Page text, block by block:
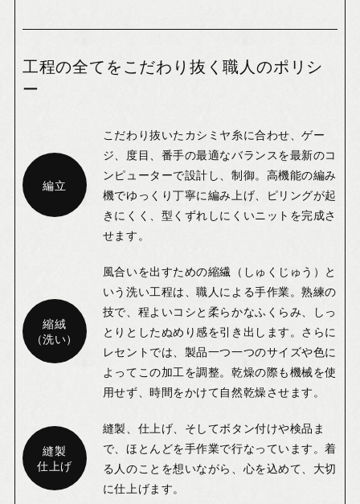
工程の全てをこだわり抜く職人のポリシ
ー
編立
こだわり抜いたカシミヤ糸に合わせ、ゲー
ジ、度目、番手の最適なバランスを最新のコ
ンピューターで設計し、制御。高機能の編み
機でゆっくり丁寧に編み上げ、ピリングが起
きにくく、型くずれしにくいニットを完成さ
せます。
縮絨
（洗い）
風合いを出すための縮繊（しゅくじゅう）と
いう洗い工程は、職人による手作業。熟練の
技で、程よいコシと柔らかなふくらみ、しっ
とりとしたぬめり感を引き出します。さらに
レセントでは、製品一つ一つのサイズや色に
よってこの加工を調整。乾燥の際も機械を使
用せず、時間をかけて自然乾燥させます。
縫製
仕上げ
縫製、仕上げ、そしてボタン付けや検品ま
で、ほとんどを手作業で行なっています。着
る人のことを想いながら、心を込めて、大切
に仕上げます。